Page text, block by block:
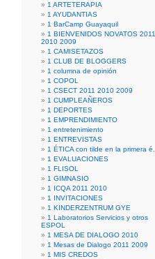
1 ARTETERAPIA
1 AYUDANTIAS
1 BarCamp Guayaquil
1 BIENVENIDOS NOVATOS 2011
2010 2009
1 CAMISETAZOS
1 CLUB DE BLOGGERS
1 columna de opinión
1 COPOL
1 CSECT 2011 2010 2009
1 CUMPLEAÑEROS
1 DEPORTES
1 EMPRENDIMIENTO
1 entretenimiento
1 ENTREVISTAS
1 ÉTICA con tilde en la primera é.
1 EVALUACIONES
1 FLISOL
1 GIMNASIO
1 ICQA 2011 2010
1 INVITACIONES
1 KINDERZENTRUM GYE
1 Laboratorios Servicios y otros
ESPOL
1 MESA DE DIALOGO 2010
1 Mesas de Dialogo 2011 2009
1 MIS CREDOS